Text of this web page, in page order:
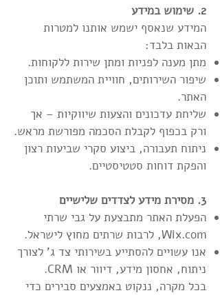
2. שימוש במידע
המידע שנאסף ישמש אותנו למטרות
הבאות בלבד:
מתן מענה לפניות ומתן שירות ללקוחות.
שיפור השירותים, חוויית המשתמש ותוכן
האתר.
שליחת עדכונים והצעות שיווקיות – אך
ורק בכפוף לקבלת הסכמה מפורשת מראש.
ניתוח תעבורה, ביצוע סקרי שביעות רצון
והפקת דוחות סטטיסטיים.
3. מסירת מידע לצדדים שלישיים
הפעלת האתר מתבצעת על גבי שרתי
Wix.com, לרבות שרתים מחוץ לישראל.
אנו עשויים להסתייע בשירותי צד ג' לצורך
ניתוח, אחסון מידע, דיוור או CRM.
בכל מקרה, ננקוט באמצעים סבירים כדי